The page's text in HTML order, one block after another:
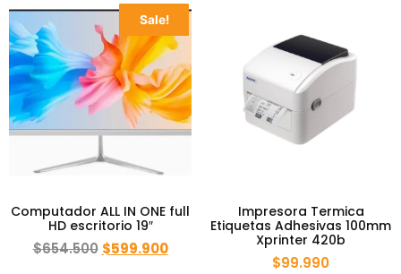
Sale!
Computador ALL IN ONE full
HD escritorio 19″
$654.500 $599.900
Impresora Termica
Etiquetas Adhesivas 100mm
Xprinter 420b
$99.990